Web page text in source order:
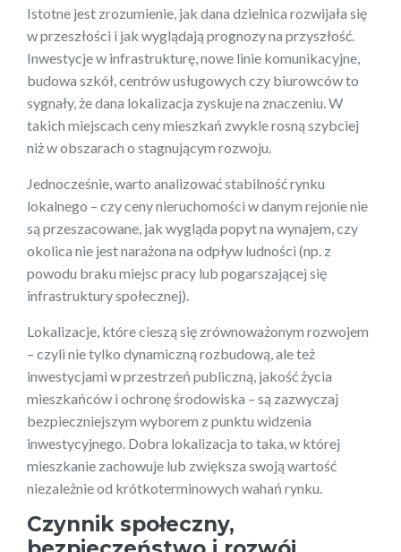
Istotne jest zrozumienie, jak dana dzielnica rozwijała się
w przeszłości i jak wyglądają prognozy na przyszłość.
Inwestycje w infrastrukturę, nowe linie komunikacyjne,
budowa szkół, centrów usługowych czy biurowców to
sygnały, że dana lokalizacja zyskuje na znaczeniu. W
takich miejscach ceny mieszkań zwykle rosną szybciej
niż w obszarach o stagnującym rozwoju.
Jednocześnie, warto analizować stabilność rynku
lokalnego – czy ceny nieruchomości w danym rejonie nie
są przeszacowane, jak wygląda popyt na wynajem, czy
okolica nie jest narażona na odpływ ludności (np. z
powodu braku miejsc pracy lub pogarszającej się
infrastruktury społecznej).
Lokalizacje, które cieszą się zrównoważonym rozwojem
– czyli nie tylko dynamiczną rozbudową, ale też
inwestycjami w przestrzeń publiczną, jakość życia
mieszkańców i ochronę środowiska – są zazwyczaj
bezpieczniejszym wyborem z punktu widzenia
inwestycyjnego. Dobra lokalizacja to taka, w której
mieszkanie zachowuje lub zwiększa swoją wartość
niezależnie od krótkoterminowych wahań rynku.
Czynnik społeczny,